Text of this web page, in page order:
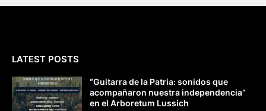
LATEST POSTS
“Guitarra de la Patria: sonidos que
acompañaron nuestra independencia”
en el Arboretum Lussich